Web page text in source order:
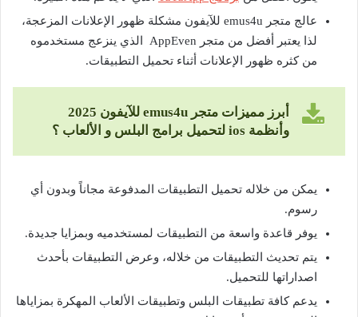
عالج متجر emus4u للآيفون مشكلة ظهور الإعلانات المزعجة،
لذا يعتبر أفضل من متجر AppEven الذي ينزعج مستخدموه
من كثره ظهور الإعلانات أثناء تحميل التطبيقات.
أبرز مميزات متجر emus4u للآيفون 2025
وأنظمة ios لتحميل برامج البلس و الألعاب ؟
يمكن من خلاله تحميل التطبيقات المدفوعة مجاناً وبدون أي
رسوم.
يوفر قاعدة واسعة من التطبيقات لمستخدميه وبمزايا جديدة.
يتم تحديث التطبيقات من خلاله، وعرض التطبيقات بأحدث
اصداراتها للتحميل.
يدعم كافة تطبيقات البلس وتطبيقات الألعاب المهكرة بمزاياها